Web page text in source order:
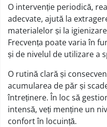
O intervenție periodică,
adecvate, ajută la
materialelor și la
Frecvența poate varia în
și de nivelul de utilizare a
O rutină clară și
acumularea de păr și
întreținere. În loc să
intensă, veți menține un
confort în locuință.